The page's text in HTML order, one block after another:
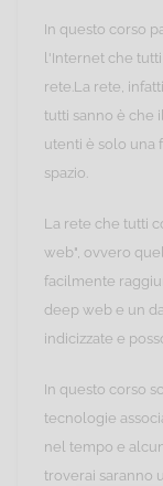
In questo corso
l'Internet che
rete.La rete,
tutti sanno è che
utenti è solo una
spazio.
La rete che tutti
web", ovvero
facilmente
deep web e un
indicizzate e
In questo corso
tecnologie
nel tempo e
troverai saranno